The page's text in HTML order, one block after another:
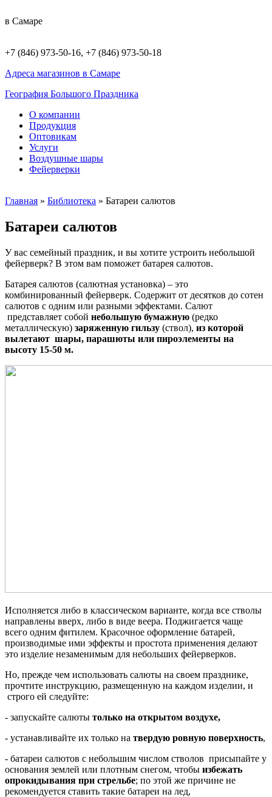
в Самаре
+7 (846) 973-50-16, +7 (846) 973-50-18
Адреса магазинов в Самаре
География Большого Праздника
О компании
Продукция
Оптовикам
Услуги
Воздушные шары
Фейерверки
Главная » Библиотека » Батареи салютов
Батареи салютов
У вас семейный праздник, и вы хотите устроить небольшой
фейерверк? В этом вам поможет батарея салютов.
Батарея салютов (салютная установка) – это
комбинированный фейерверк. Содержит от десятков до сотен
салютов с одним или разными эффектами. Салют
представляет собой небольшую бумажную (редко
металлическую) заряженную гильзу (ствол), из которой
вылетают шары, парашюты или пироэлементы на
высоту 15-50 м.
Исполняется либо в классическом варианте, когда все стволы
направлены вверх, либо в виде веера. Поджигается чаще
всего одним фитилем. Красочное оформление батарей,
производимые ими эффекты и простота применения делают
это изделие незаменимым для небольших фейерверков.
Но, прежде чем использовать салюты на своем празднике,
прочтите инструкцию, размещенную на каждом изделии, и
строго ей следуйте:
- запускайте салюты только на открытом воздухе,
- устанавливайте их только на твердую ровную поверхность,
- батареи салютов с небольшим числом стволов присыпайте у
основания землей или плотным снегом, чтобы избежать
опрокидывания при стрельбе; по этой же причине не
рекомендуется ставить такие батареи на лед,